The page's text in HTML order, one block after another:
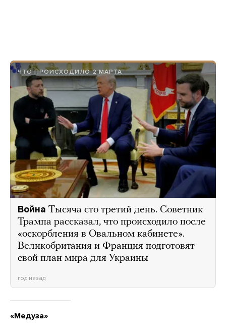
ЧТО ПРОИСХОДИЛО 2 МАРТА
Война Тысяча сто третий день. Советник
Трампа рассказал, что происходило после
«оскорбления в Овальном кабинете».
Великобритания и Франция подготовят
свой план мира для Украины
год назад
«Медуза»